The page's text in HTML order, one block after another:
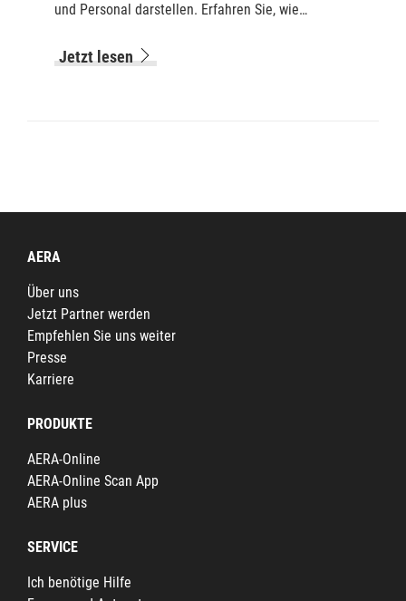
und Personal darstellen. Erfahren Sie, wie
erkennen und zu bekämpfen.
Jetzt lesen
AERA
Über uns
Jetzt Partner werden
Empfehlen Sie uns weiter
Presse
Karriere
PRODUKTE
AERA-Online
AERA-Online Scan App
AERA plus
SERVICE
Ich benötige Hilfe